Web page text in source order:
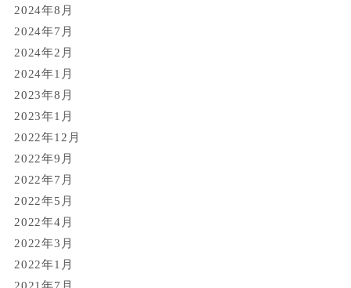
2024年8月
2024年7月
2024年2月
2024年1月
2023年8月
2023年1月
2022年12月
2022年9月
2022年7月
2022年5月
2022年4月
2022年3月
2022年1月